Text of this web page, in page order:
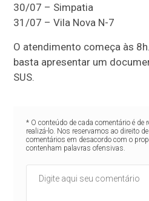
30/07 – Simpatia
31/07 – Vila Nova N-7
O atendimento começa às
basta apresentar um
SUS.
* O conteúdo de cada comentário é de
realizá-lo. Nos reservamos ao direito
comentários em desacordo com o
contenham palavras ofensivas.